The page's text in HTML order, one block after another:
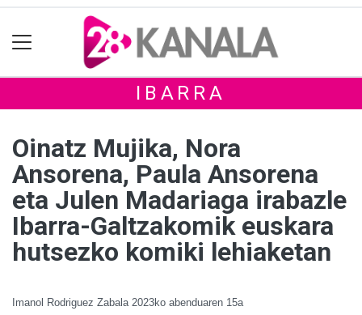
IBARRA
Oinatz Mujika, Nora
Ansorena, Paula Ansorena
eta Julen Madariaga irabazle
Ibarra-Galtzakomik euskara
hutsezko komiki lehiaketan
Imanol Rodriguez Zabala 2023ko abenduaren 15a